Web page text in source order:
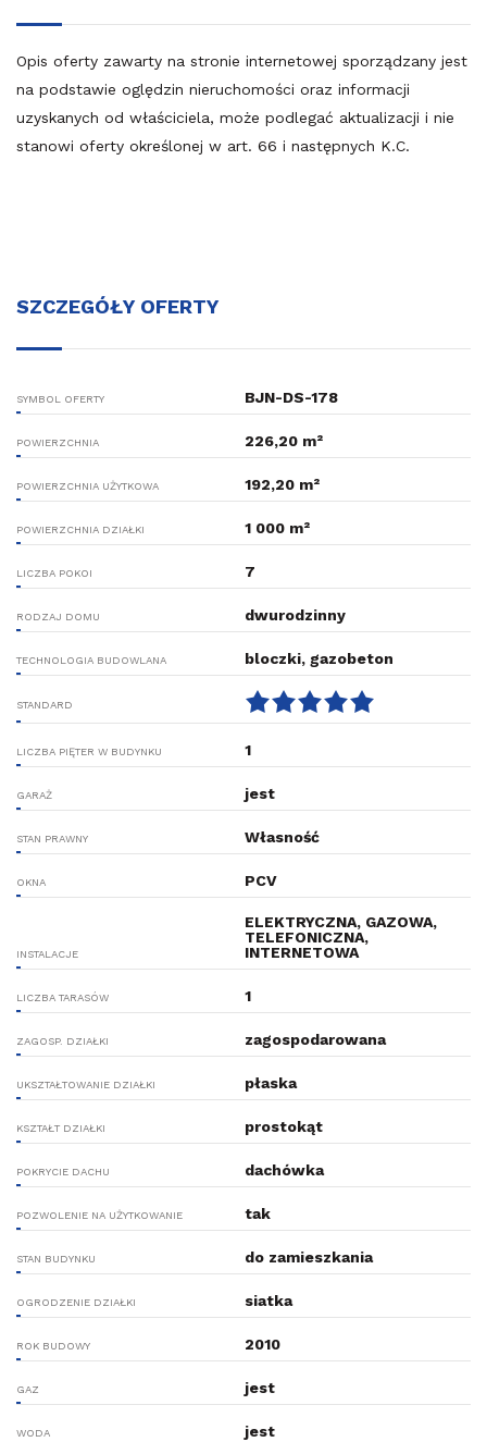
Opis oferty zawarty na stronie internetowej sporządzany jest
na podstawie oględzin nieruchomości oraz informacji
uzyskanych od właściciela, może podlegać aktualizacji i nie
stanowi oferty określonej w art. 66 i następnych K.C.
SZCZEGÓŁY OFERTY
SYMBOL OFERTY BJN-DS-178
POWIERZCHNIA 226,20 m²
POWIERZCHNIA UŻYTKOWA 192,20 m²
POWIERZCHNIA DZIAŁKI 1 000 m²
LICZBA POKOI 7
RODZAJ DOMU dwurodzinny
TECHNOLOGIA BUDOWLANA bloczki, gazobeton
STANDARD
LICZBA PIĘTER W BUDYNKU 1
GARAŻ jest
STAN PRAWNY Własność
OKNA PCV
INSTALACJE
ELEKTRYCZNA, GAZOWA,
TELEFONICZNA,
INTERNETOWA
LICZBA TARASÓW 1
ZAGOSP. DZIAŁKI zagospodarowana
UKSZTAŁTOWANIE DZIAŁKI płaska
KSZTAŁT DZIAŁKI prostokąt
POKRYCIE DACHU dachówka
POZWOLENIE NA UŻYTKOWANIE tak
STAN BUDYNKU do zamieszkania
OGRODZENIE DZIAŁKI siatka
ROK BUDOWY 2010
GAZ jest
WODA jest